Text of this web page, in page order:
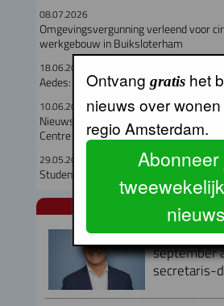
08.07.2026
Omgevingsvergunning verleend voor
werkgebouw in Buiksloterham
18.06.2026
Aedes: winstbelasting moet verder
10.06.2026
Nieuws vanaf de Provada:
Centre en Schinkelhaven
29.05.2026
Studentenhuizen gevraagd, studio’s
Armand
september
secretaris-
Ontvang gratishet
nieuws over
regio Amsterdam.